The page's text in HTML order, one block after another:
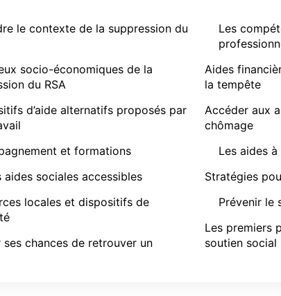
le contexte de la suppression du
socio-économiques de la
du RSA
d’aide alternatifs proposés par
et formations
aides sociales accessibles
locales et dispositifs de
ses chances de retrouver un
Les
Aides
la tempête
Accéder aux
chômage
Les aides
Stratégies
Prévenir le
Les premiers
soutien social